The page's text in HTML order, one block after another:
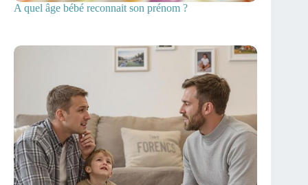
A quel âge bébé reconnait son prénom ?